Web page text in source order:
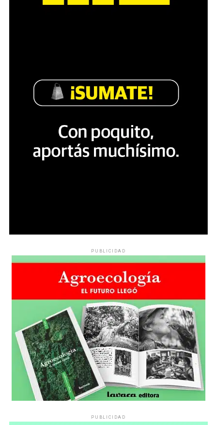
PUBLICIDAD
PUBLICIDAD